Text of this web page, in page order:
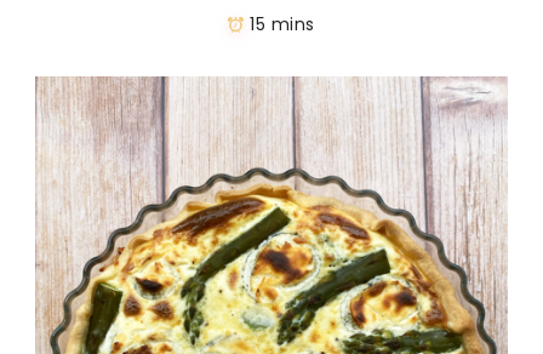
15 mins